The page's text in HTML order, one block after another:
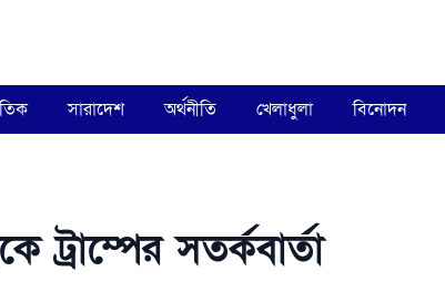
সারাদেশ অর্থনীতি খেলাধুলা বিনোদন
সতর্কবার্তা